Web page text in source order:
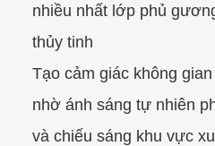
nhiều nhất lớp phủ
thủy tinh
Tạo cảm giác không
nhờ ánh sáng tự nhiên
và chiếu sáng khu vực